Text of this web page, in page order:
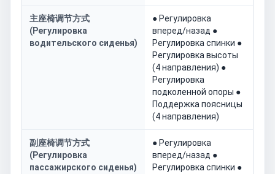
主座椅调节方式
(Регулировка
водительского сиденья)
● Регулировка
вперед/назад ●
Регулировка спинки ●
Регулировка высоты
(4 направления) ●
Регулировка
подколенной опоры ●
Поддержка поясницы
(4 направления)
副座椅调节方式
(Регулировка
пассажирского сиденья)
● Регулировка
вперед/назад ●
Регулировка спинки ●